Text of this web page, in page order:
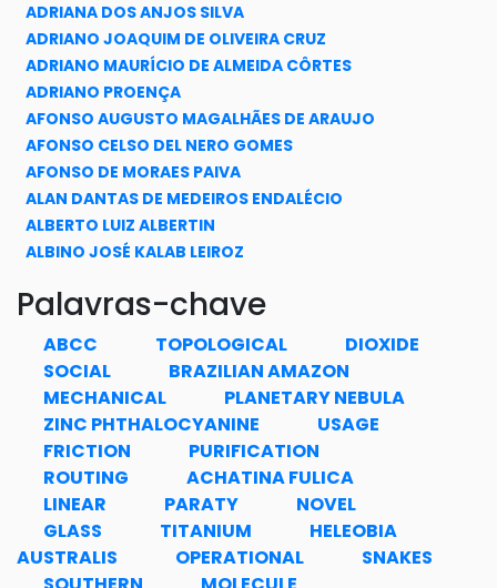
ADRIANA DOS ANJOS SILVA
ADRIANO JOAQUIM DE OLIVEIRA CRUZ
ADRIANO MAURÍCIO DE ALMEIDA CÔRTES
ADRIANO PROENÇA
AFONSO AUGUSTO MAGALHÃES DE ARAUJO
AFONSO CELSO DEL NERO GOMES
AFONSO DE MORAES PAIVA
ALAN DANTAS DE MEDEIROS ENDALÉCIO
ALBERTO LUIZ ALBERTIN
ALBINO JOSÉ KALAB LEIROZ
ALEJANDRO CABRERA
Palavras-chave
ABCC TOPOLOGICAL
DIOXIDE
SOCIAL
BRAZILIAN AMAZON
MECHANICAL
PLANETARY NEBULA
ZINC PHTHALOCYANINE
USAGE
FRICTION
PURIFICATION
ROUTING
ACHATINA FULICA
LINEAR
PARATY
NOVEL
GLASS
TITANIUM
HELEOBIA
AUSTRALIS
OPERATIONAL
SNAKES